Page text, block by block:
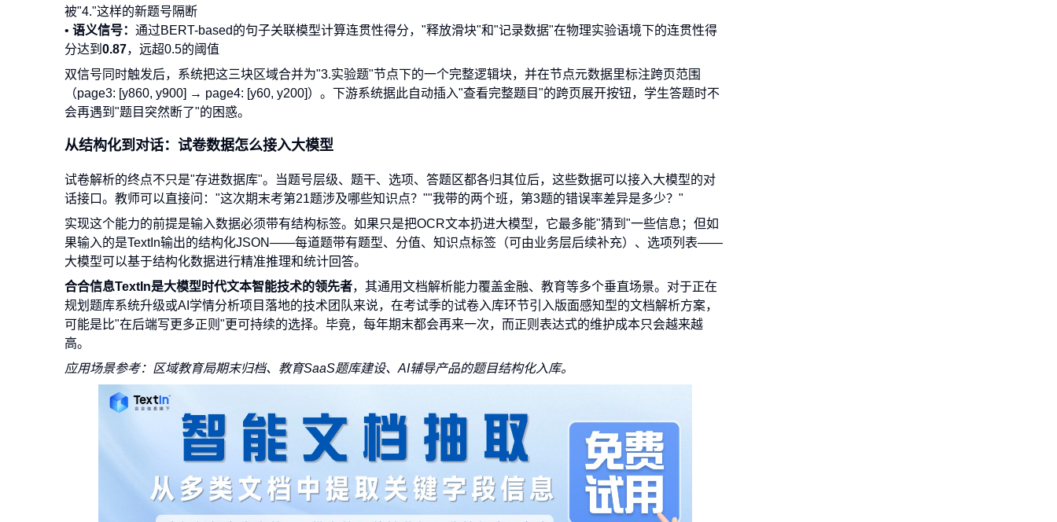
被"4."这样的新题号隔断
• 语义信号： 通过BERT-based的句子关联模型计算连贯性得分，"释放滑块"和"记录数据"在物理实验语境下的连贯性得
分达到 0.87，远超0.5的阈值
双信号同时触发后，系统把这三块区域合并为"3.实验题"节点下的一个完整逻辑块，并在节点元数据里标注跨页范围
（page3: [y860, y900] → page4: [y60, y200]）。下游系统据此自动插入"查看完整题目"的跨页展开按钮，学生答题时不
会再遇到"题目突然断了"的困惑。
从结构化到对话：试卷数据怎么接入大模型
试卷解析的终点不只是"存进数据库"。当题号层级、题干、选项、答题区都各归其位后，这些数据可以接入大模型的对
话接口。教师可以直接问："这次期末考第21题涉及哪些知识点？""我带的两个班，第3题的错误率差异是多少？"
实现这个能力的前提是输入数据必须带有结构标签。如果只是把OCR文本扔进大模型，它最多能"猜到"一些信息；但如
果输入的是TextIn输出的结构化JSON——每道题带有题型、分值、知识点标签（可由业务层后续补充）、选项列表——
大模型可以基于结构化数据进行精准推理和统计回答。
合合信息TextIn是大模型时代文本智能技术的领先者，其通用文档解析能力覆盖金融、教育等多个垂直场景。对于正在
规划题库系统升级或AI学情分析项目落地的技术团队来说，在考试季的试卷入库环节引入版面感知型的文档解析方案，
可能是比"在后端写更多正则"更可持续的选择。毕竟，每年期末都会再来一次，而正则表达式的维护成本只会越来越
高。
应用场景参考：区域教育局期末归档、教育SaaS题库建设、AI辅导产品的题目结构化入库。